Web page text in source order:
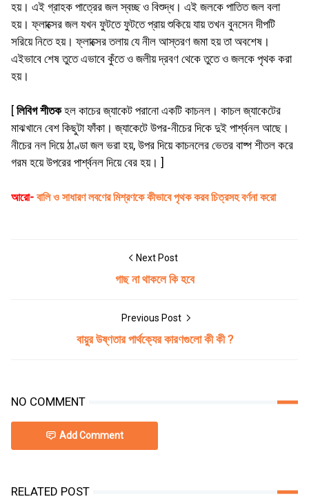
হয়। এই গ্রাহক পাত্রের জল স্বচ্ছ ও বিশুদ্ধ। এই জলকে পাতিত জল বলা
হয়। ফ্লাক্সের জল যখন ফুটতে ফুটতে প্রায় শুকিয়ে যায় তখন বুনসেন দীপটি
সরিয়ে নিতে হয়। ফ্লাক্সের তলায় যে নীল আস্তরণ জমা হয় তা অবশেষ।
এইভাবে শেষ তুতে এভাবে কুঁতে ও জলীয় দ্রবণ থেকে তুতে ও জলকে পৃথক করা
হয়।
[ লিবিগ শীতকহল কাচের জ্যাকেট পরানাে একটি কাচনল। কাচল জ্যাকেটের
মাঝখানে বেশ কিছুটা ফাঁকা। জ্যাকেটে উপর-নীচের দিকে দুই পার্শ্বনল আছে।
নীচের নল দিয়ে ঠাণ্ডা জল ভরা হয়, উপর দিয়ে কাচনলের ভেতর বাষ্প শীতল করে
গরম হয়ে উপরের পার্শ্বনল দিয়ে বের হয়। ]
আরো- বালি ও সাধারণ লবণের মিশ্রণকে কীভাবে পৃথক করব চিত্রসহ বর্ণনা করাে
Next Post
গাছ না থাকলে কি হবে
Previous Post
বায়ুর উষ্ণতার পার্থক্যের কারণগুলাে কী কী ?
NO COMMENT
Add Comment
RELATED POST